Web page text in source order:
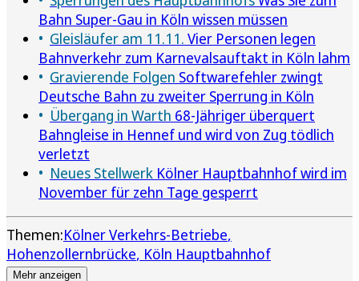
Bahn Super-Gau in Köln wissen müssen
Gleisläufer am 11.11. Vier Personen legen
Bahnverkehr zum Karnevalsauftakt in Köln lahm
Gravierende Folgen Softwarefehler zwingt
Deutsche Bahn zu zweiter Sperrung in Köln
Übergang in Warth 68-Jähriger überquert
Bahngleise in Hennef und wird von Zug tödlich
verletzt
Neues Stellwerk Kölner Hauptbahnhof wird im
November für zehn Tage gesperrt
Themen:Kölner Verkehrs-Betriebe
Hohenzollernbrücke Köln Hauptbahnhof
Mehr anzeigen